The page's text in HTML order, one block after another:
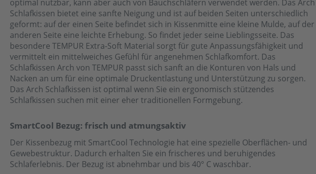
optimal nutzbar, kann aber auch von Bauchschläfern verwendet werden. Das Arch
Schlafkissen bietet eine sanfte Neigung und ist auf beiden Seiten unterschiedlich
geformt: auf der einen Seite befindet sich in Kissenmitte eine kleine Mulde, auf der
anderen Seite eine leichte Erhebung. So findet jeder seine Lieblingsseite. Das
besondere TEMPUR Extra-Soft Material sorgt für gute Anpassungsfähigkeit und
vermittelt ein mittelweiches Gefühl für angenehmen Schlafkomfort. Das
Schlafkissen Arch von TEMPUR passt sich sanft an die Konturen von Hals und
Nacken an um für eine optimale Druckentlastung und Unterstützung zu sorgen.
Das Arch Schlafkissen ist optimal wenn Sie ein ergonomisch stützendes
Schlafkissen suchen mit einer eher traditionellen Formgebung.
SmartCool Bezug: frisch und atmungsaktiv
Der Kissenbezug mit SmartCool Technologie hat eine spezielle Oberflächen- und
Gewebestruktur. Dadurch erhalten Sie ein frischeres und beruhigendes
Schlaferlebnis. Der Bezug ist abnehmbar und bis 40° C waschbar.